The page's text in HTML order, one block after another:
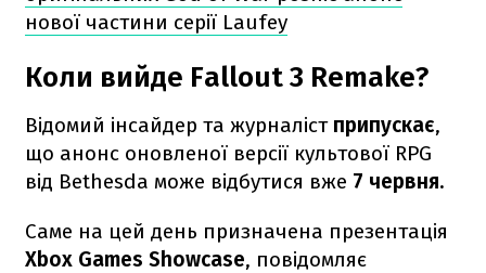
нової частини серії Laufey
Коли вийде Fallout 3 Remake?
Відомий інсайдер та журналіст припускає,
що анонс оновленої версії культової RPG
від Bethesda може відбутися вже 7 червня.
Саме на цей день призначена презентація
Xbox Games Showcase, повідомляє